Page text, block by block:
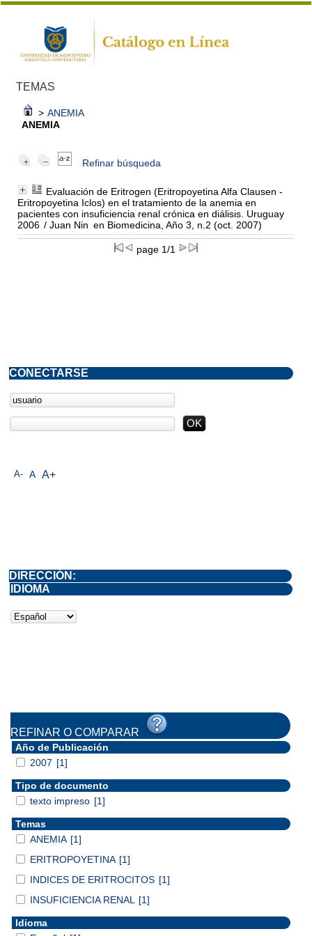
TEMAS
> ANEMIA
ANEMIA
Refinar búsqueda
Evaluación de Eritrogen (Eritropoyetina Alfa Clausen -
Eritropoyetina Iclos) en el tratamiento de la anemia en
pacientes con insuficiencia renal crónica en diálisis. Uruguay
2006 / Juan Nin en Biomedicina, Año 3, n.2 (oct. 2007)
page 1/1
A- A A+
CONECTARSE
DIRECCIÓN:
IDIOMA
REFINAR O COMPARAR
Año de Publicación
2007 [1]
Tipo de documento
texto impreso [1]
Temas
ANEMIA [1]
ERITROPOYETINA [1]
INDICES DE ERITROCITOS [1]
INSUFICIENCIA RENAL
[1]
Idioma